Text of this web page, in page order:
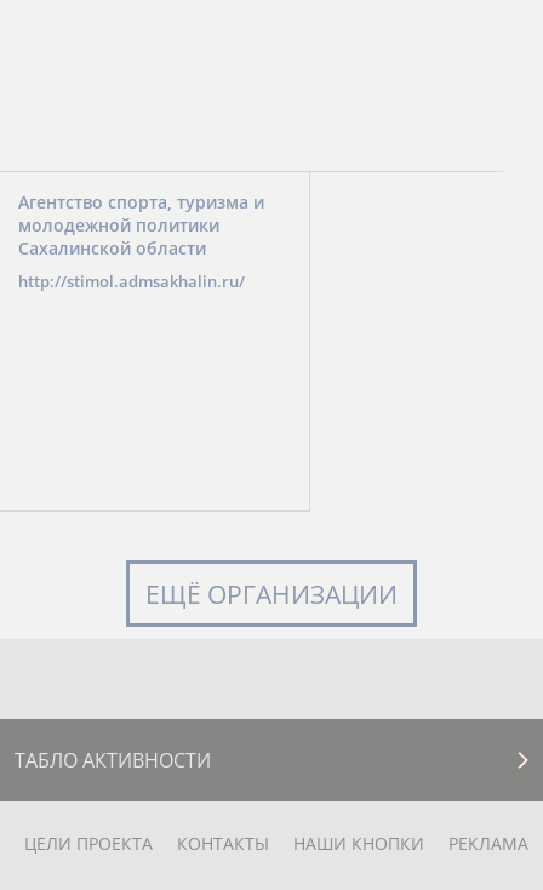
Агентство спорта, туризма и
молодежной политики
Сахалинской области
http://stimol.admsakhalin.ru/
ЕЩЁ ОРГАНИЗАЦИИ
ТАБЛО АКТИВНОСТИ
ЦЕЛИ ПРОЕКТА КОНТАКТЫ НАШИ КНОПКИ РЕКЛАМА